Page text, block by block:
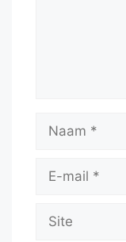
Naam
Site